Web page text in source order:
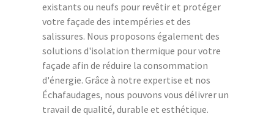
existants ou neufs pour revêtir et protéger
votre façade des intempéries et des
salissures. Nous proposons également des
solutions d'isolation thermique pour votre
façade afin de réduire la consommation
d'énergie. Grâce à notre expertise et nos
Échafaudages, nous pouvons vous délivrer un
travail de qualité, durable et esthétique.